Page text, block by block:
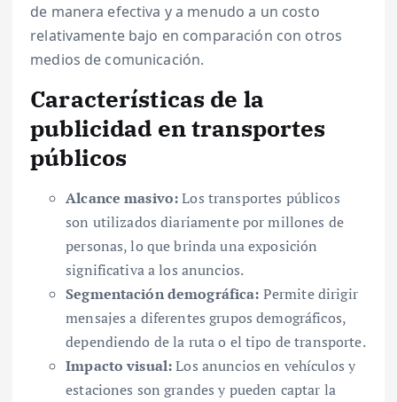
de manera efectiva y a menudo a un costo
relativamente bajo en comparación con otros
medios de comunicación.
Características de la
publicidad en transportes
públicos
Alcance masivo:Los transportes públicos
son utilizados diariamente por millones de
personas, lo que brinda una exposición
significativa a los anuncios.
Segmentación demográfica: Permite dirigir
mensajes a diferentes grupos demográficos,
dependiendo de la ruta o el tipo de transporte.
Impacto visual:Los anuncios en vehículos y
estaciones son grandes y pueden captar la